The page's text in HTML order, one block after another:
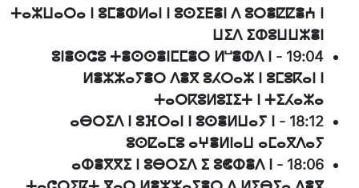
ⵜⴰⵣⵡⴰⵔⴰ ⵏ ⵓⵎⴻⵀⵍⴰⵏ ⵏ ⵓⵙⵉⴹⴻⵏ ⴷ ⵓⵔⴻⵇⵇⴻⵄ ⵏ
ⵡⵉⴷ ⵉⵀⵓⵡⵡⵣⴻⵏ
19:04
-
ⵓⵏⴻⵙⵛⵓ ⵜⴻⵙⵙⴻⵏⵎⵎⴻⵔ ⵍⵯⴻⵀⴷ ⵏ
ⵍⴻⵣⵣⴰⵢⴻⵔ ⴷⴻⴳ ⵓⵃⵔⴰⵣ ⵏ ⵓⵎⵓⴽⴰⵏ ⵏ
ⵜⴰⵔⴽⵓⵍⵓⵊⵉⵜ ⵏ ⵜⵉⵃⴰⵣⴰ
18:12
-
ⴰⴱⵔⵉⴷ ⵏ ⵓⴼⵔⴰⵏ ⵏ ⵓⵙⴻⵍⵡⴰⵢ ⵏ
ⵓⵙⵇⴰⵎⵓ ⴰⵖⴻⵍⵏⴰⵡ ⴰⵎⴰⴳⴷⴰⵢ
18:06
-
ⴰⵀⴻⴳⴳⵉ ⵏ ⵓⴱⵔⵉⴷ ⵉ ⵓⵞⵀⴻⴷ ⵏ